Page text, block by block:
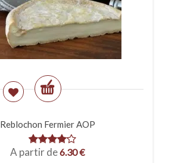
Reblochon Fermier AOP
A partir de6.30€